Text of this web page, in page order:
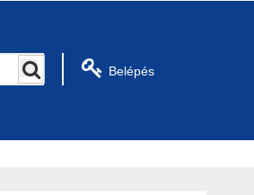
Belépés